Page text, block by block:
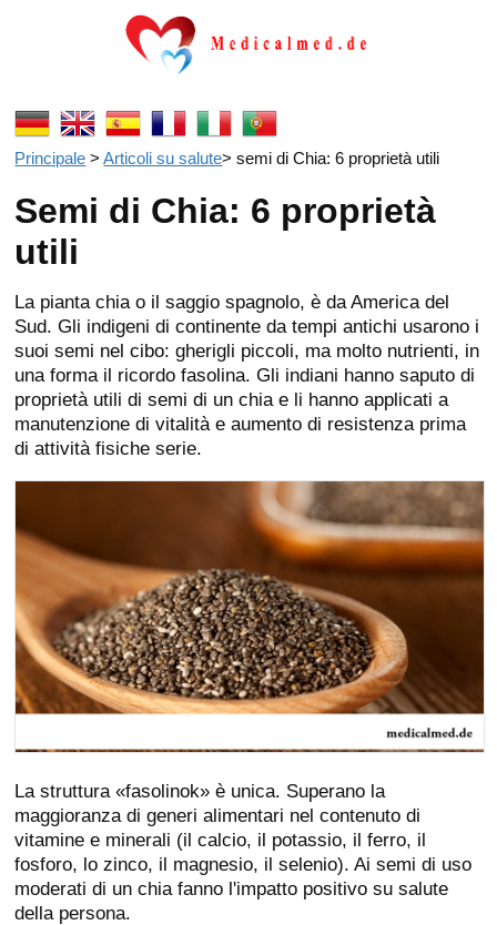
Principale > Articoli su salute>semi di Chia: 6 proprietà utili
Semi di Chia: 6 proprietà
utili
La pianta chia o il saggio spagnolo, è da America del
Sud. Gli indigeni di continente da tempi antichi usarono i
suoi semi nel cibo: gherigli piccoli, ma molto nutrienti, in
una forma il ricordo fasolina. Gli indiani hanno saputo di
proprietà utili di semi di un chia e li hanno applicati a
manutenzione di vitalità e aumento di resistenza prima
di attività fisiche serie.
La struttura «fasolinok» è unica. Superano la
maggioranza di generi alimentari nel contenuto di
vitamine e minerali (il calcio, il potassio, il ferro, il
fosforo, lo zinco, il magnesio, il selenio). Ai semi di uso
moderati di un chia fanno l'impatto positivo su salute
della persona.